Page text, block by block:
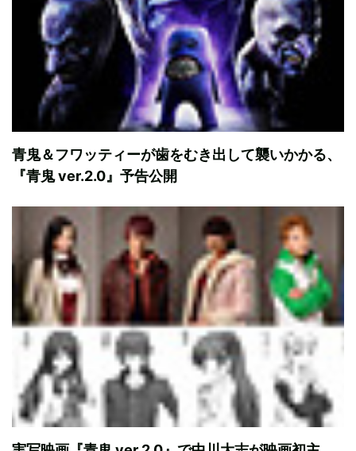
青鬼＆フワッティーが歯をむき出して襲いかかる、
『青鬼 ver.2.0』予告公開